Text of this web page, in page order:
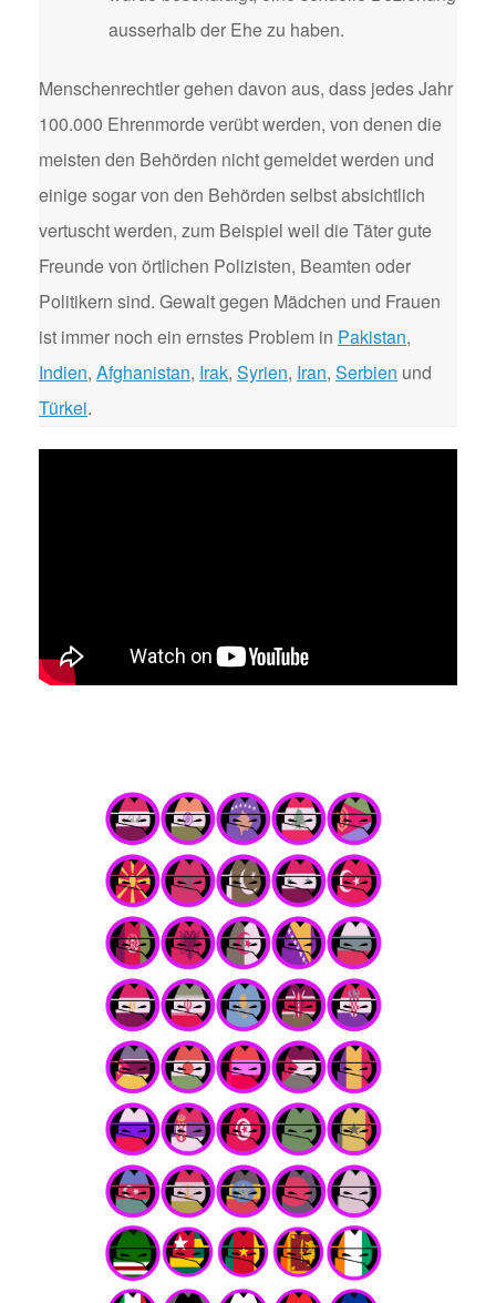
ausserhalb der Ehe zu haben.
Menschenrechtler gehen davon aus, dass jedes Jahr
100.000 Ehrenmorde verübt werden, von denen die
meisten den Behörden nicht gemeldet werden und
einige sogar von den Behörden selbst absichtlich
vertuscht werden, zum Beispiel weil die Täter gute
Freunde von örtlichen Polizisten, Beamten oder
Politikern sind. Gewalt gegen Mädchen und Frauen
ist immer noch ein ernstes Problem in Pakistan,
Indien, Afghanistan, Irak, Syrien, Iran, Serbien und
Türkei.